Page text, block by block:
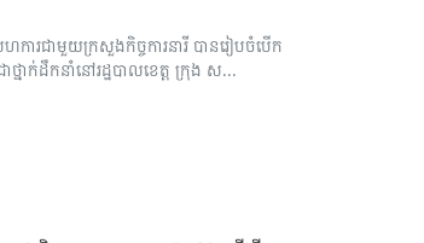
ការជាមួយក្រសួងកិច្ចការនារី បានរៀបចំបើក
នាក់ដឹកនាំនៅរដ្ឋបាលខេត្ត ក្រុង ស...